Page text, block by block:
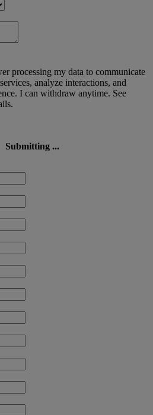
processing my data to communicate
analyze interactions, and
I can withdraw anytime. See
Submitting ...